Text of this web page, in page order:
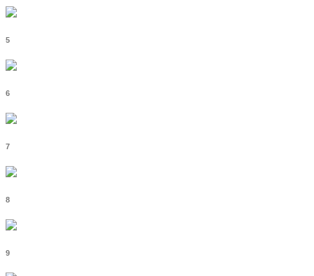
5
6
7
8
9